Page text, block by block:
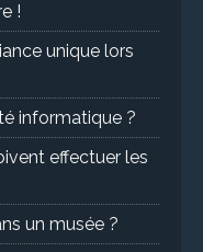
!
unique lors
informatique ?
effectuer les
un musée ?